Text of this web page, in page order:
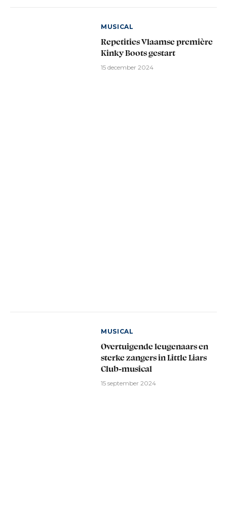
MUSICAL
Repetities Vlaamse première
Kinky Boots gestart
15 december 2024
MUSICAL
Overtuigende leugenaars en
sterke zangers in Little Liars
Club-musical
15 september 2024